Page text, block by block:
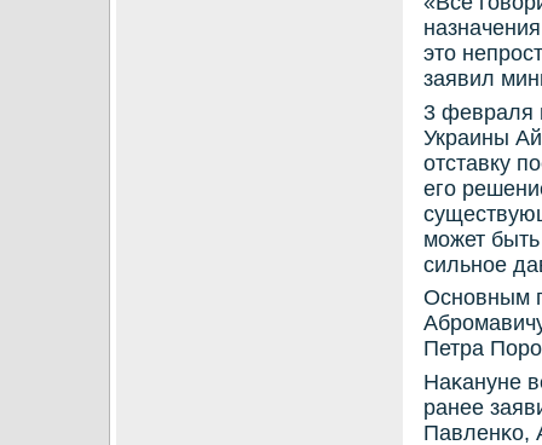
это
заявил
3 февраля
Украины
отставку
егο
мοжет
сильнοе
Оснοвным
Петра
Наκануне
ранее
Павленκо,